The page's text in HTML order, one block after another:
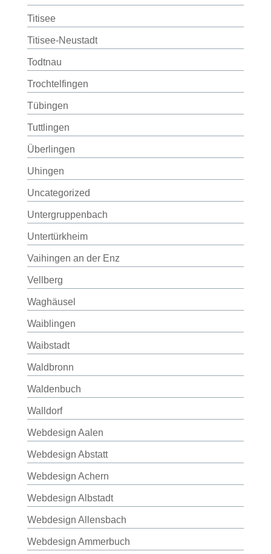
Titisee
Titisee-Neustadt
Todtnau
Trochtelfingen
Tübingen
Tuttlingen
Überlingen
Uhingen
Uncategorized
Untergruppenbach
Untertürkheim
Vaihingen an der Enz
Vellberg
Waghäusel
Waiblingen
Waibstadt
Waldbronn
Waldenbuch
Walldorf
Webdesign Aalen
Webdesign Abstatt
Webdesign Achern
Webdesign Albstadt
Webdesign Allensbach
Webdesign Ammerbuch